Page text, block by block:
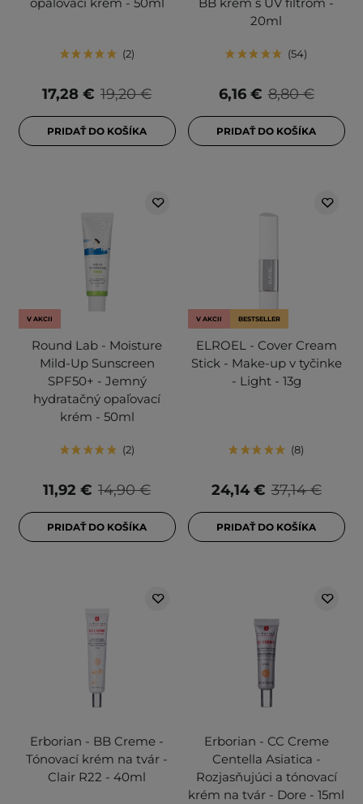
opaľovací krém - 50ml
2
19,20 €
17,28 €
PRIDAŤ DO KOŠÍKA
BB krém s UV filtrom -
20ml
54
8,80 €
6,16 €
PRIDAŤ DO KOŠÍKA
V AKCII
Round Lab - Moisture
Mild-Up Sunscreen
SPF50+ - Jemný
hydratačný opaľovací
krém - 50ml
2
14,90 €
11,92 €
PRIDAŤ DO KOŠÍKA
V AKCII BESTSELLER
ELROEL - Cover Cream
Stick - Make-up v tyčinke
- Light - 13g
8
37,14 €
24,14 €
PRIDAŤ DO KOŠÍKA
Erborian - BB Creme -
Tónovací krém na tvár -
Clair R22 - 40ml
Erborian - CC Creme
Centella Asiatica -
Rozjasňujúci a tónovací
krém na tvár - Dore - 15ml